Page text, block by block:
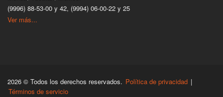
(9996) 88-53-00 y 42, (9994) 06-00-22 y 25
Ver más...
2026 © Todos los derechos reservados. Política de privacidad |
Términos de servicio